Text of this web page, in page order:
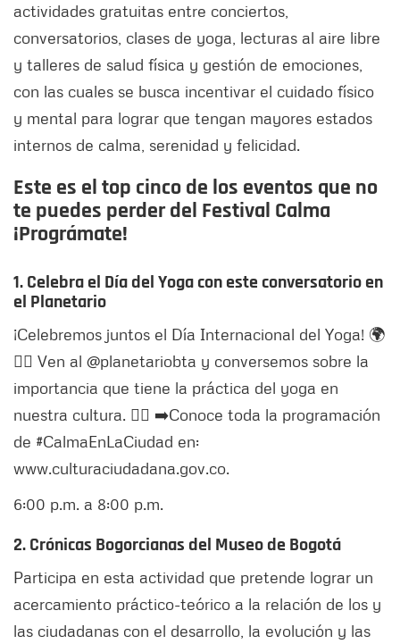
actividades gratuitas entre conciertos,
conversatorios, clases de yoga, lecturas al aire libre
y talleres de salud física y gestión de emociones,
con las cuales se busca incentivar el cuidado físico
y mental para lograr que tengan mayores estados
internos de calma, serenidad y felicidad.
Este es el top cinco de los eventos que no
te puedes perder del Festival Calma
¡Prográmate!
1. Celebra el Día del Yoga con este conversatorio en
el Planetario
¡Celebremos juntos el Día Internacional del Yoga! 🌍
🧘‍♀️ Ven al @planetariobta y conversemos sobre la
importancia que tiene la práctica del yoga en
nuestra cultura. 🧘‍♂️ ➡️Conoce toda la programación
de #CalmaEnLaCiudad en:
www.culturaciudadana.gov.co.
6:00 p.m. a 8:00 p.m.
2. Crónicas Bogorcianas del Museo de Bogotá
Participa en esta actividad que pretende lograr un
acercamiento práctico-teórico a la relación de los y
las ciudadanas con el desarrollo, la evolución y las